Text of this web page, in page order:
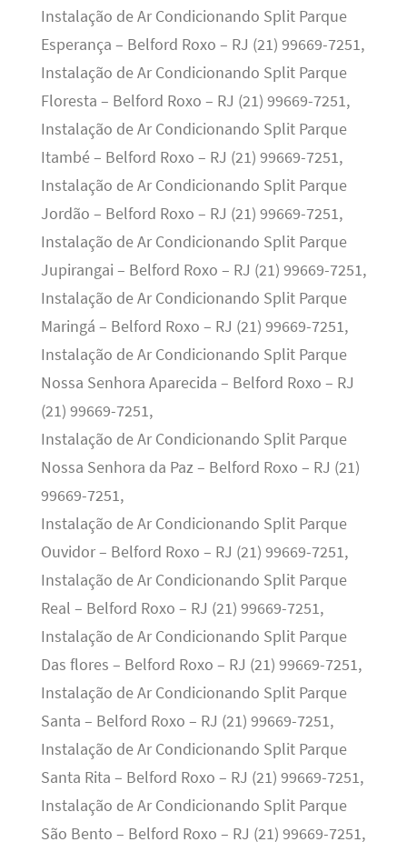
Instalação de Ar Condicionando Split Parque
Esperança – Belford Roxo – RJ (21) 99669-7251,
Instalação de Ar Condicionando Split Parque
Floresta – Belford Roxo – RJ (21) 99669-7251,
Instalação de Ar Condicionando Split Parque
Itambé – Belford Roxo – RJ (21) 99669-7251,
Instalação de Ar Condicionando Split Parque
Jordão – Belford Roxo – RJ (21) 99669-7251,
Instalação de Ar Condicionando Split Parque
Jupirangai – Belford Roxo – RJ (21) 99669-7251,
Instalação de Ar Condicionando Split Parque
Maringá – Belford Roxo – RJ (21) 99669-7251,
Instalação de Ar Condicionando Split Parque
Nossa Senhora Aparecida – Belford Roxo – RJ
(21) 99669-7251,
Instalação de Ar Condicionando Split Parque
Nossa Senhora da Paz – Belford Roxo – RJ (21)
99669-7251,
Instalação de Ar Condicionando Split Parque
Ouvidor – Belford Roxo – RJ (21) 99669-7251,
Instalação de Ar Condicionando Split Parque
Real – Belford Roxo – RJ (21) 99669-7251,
Instalação de Ar Condicionando Split Parque
Das flores – Belford Roxo – RJ (21) 99669-7251,
Instalação de Ar Condicionando Split Parque
Santa – Belford Roxo – RJ (21) 99669-7251,
Instalação de Ar Condicionando Split Parque
Santa Rita – Belford Roxo – RJ (21) 99669-7251,
Instalação de Ar Condicionando Split Parque
São Bento – Belford Roxo – RJ (21) 99669-7251,